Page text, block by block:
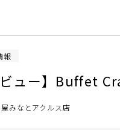
報
ビュー】Buffet
みなとアクルス店